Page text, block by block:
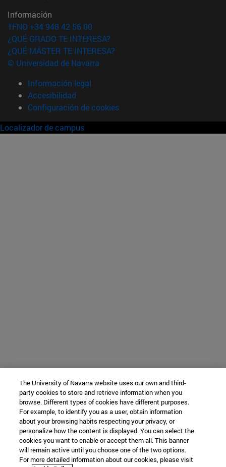
Información
TFNO +34 948 42 56 00
¿QUÉ GRADO TE INTERESA?
¿QUÉ MÁSTER TE INTERESA?
© Universidad de Navarra
Información legal
Accesibilidad
Configuración de cookies
Localizador de campus
The University of Navarra website uses our own and third-
party cookies to store and retrieve information when you
browse. Different types of cookies have different purposes.
For example, to identify you as a user, obtain information
about your browsing habits respecting your privacy, or
personalize how the content is displayed. You can select the
cookies you want to enable or accept them all. This banner
will remain active until you choose one of the two options.
For more detailed information about our cookies, please visit